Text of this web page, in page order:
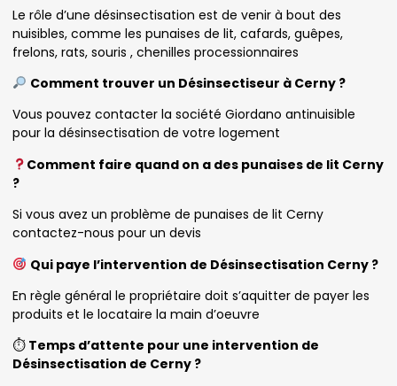
Le rôle d’une désinsectisation est de venir à bout des
nuisibles, comme les punaises de lit, cafards, guêpes,
frelons, rats, souris , chenilles processionnaires
Comment trouver un Désinsectiseur à Cerny ?
Vous pouvez contacter la société Giordano antinuisible
pour la désinsectisation de votre logement
Comment faire quand on a des punaises de lit Cerny
?
Si vous avez un problème de punaises de lit Cerny
contactez-nous pour un devis
Qui paye l’intervention de Désinsectisation Cerny ?
En règle général le propriétaire doit s’aquitter de payer les
produits et le locataire la main d’oeuvre
⏱ Temps d’attente pour une intervention de
Désinsectisation de Cerny ?